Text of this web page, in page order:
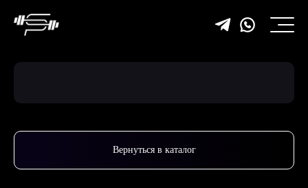
Вернуться в каталог